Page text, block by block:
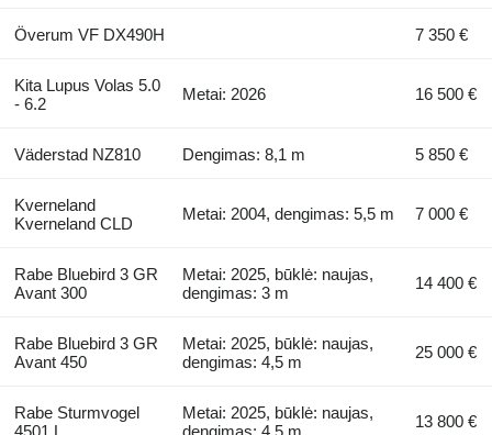
Överum VF DX490H 7 350 €
Kita Lupus Volas 5.0
- 6.2
Metai: 2026 16 500 €
Väderstad NZ810 Dengimas: 8,1 m 5 850 €
Kverneland
Kverneland CLD
Metai: 2004, dengimas: 5,5 m 7 000 €
Rabe Bluebird 3 GR
Avant 300
Metai: 2025, būklė: naujas,
dengimas: 3 m
14 400 €
Rabe Bluebird 3 GR
Avant 450
Metai: 2025, būklė: naujas,
dengimas: 4,5 m
25 000 €
Rabe Sturmvogel
4501 L
Metai: 2025, būklė: naujas,
dengimas: 4,5 m
13 800 €